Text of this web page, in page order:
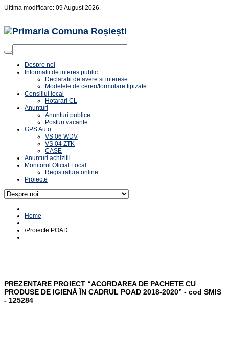
Ultima modificare: 09 August 2026.
Despre noi
Informatii de interes public
Declaratii de avere si interese
Modelele de cereri/formulare tipizate
Consiliul local
Hotarari CL
Anunturi
Anunturi publice
Posturi vacante
GPS Auto
VS 06 WDV
VS 04 ZTK
CASE
Anunturi achizitii
Monitorul Oficial Local
Registratura online
Proiecte
Home
/Proiecte POAD
PREZENTARE PROIECT “ACORDAREA DE PACHETE CU
PRODUSE DE IGIENĂ ÎN CADRUL POAD 2018-2020” - cod SMIS
- 125284